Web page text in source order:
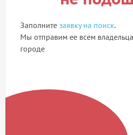
Заполните заявку на поиск.
Мы отправим ее всем
городе